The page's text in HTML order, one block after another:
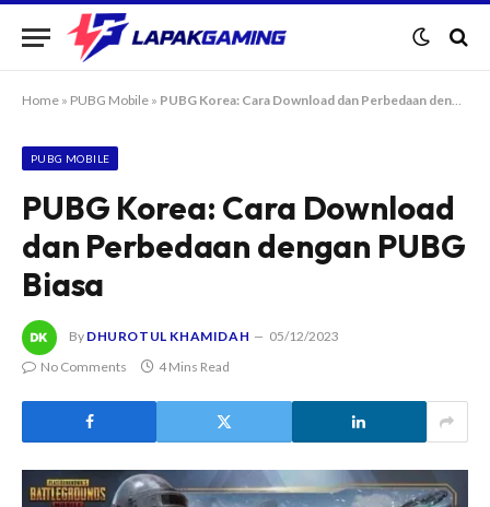
Home » PUBG Mobile » PUBG Korea: Cara Download dan Perbedaan dengan PUBG Biasa
PUBG MOBILE
PUBG Korea: Cara Download
dan Perbedaan dengan PUBG
Biasa
By DHUROTUL KHAMIDAH
05/12/2023
No Comments
4 Mins Read